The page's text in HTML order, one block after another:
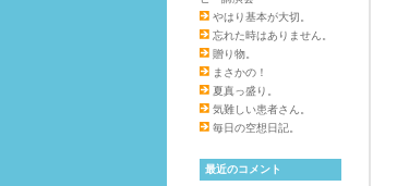
やはり基本が大切。
忘れた時はありません。
贈り物。
まさかの！
夏真っ盛り。
気難しい患者さん。
毎日の空想日記。
最近のコメント